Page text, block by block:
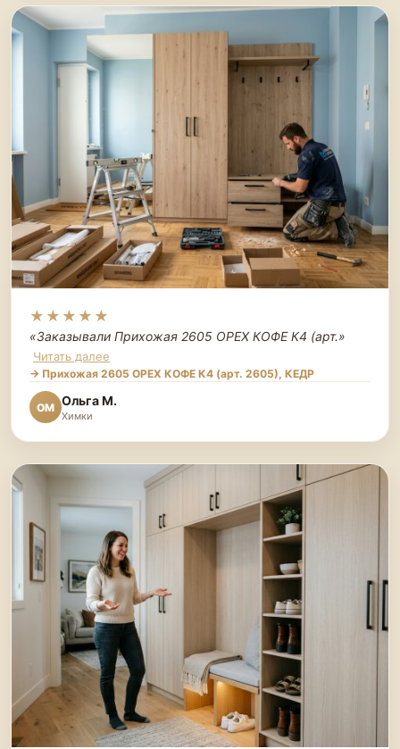
★★★★★
«Заказывали Прихожая 2605 ОРЕХ КОФЕ К4 (арт.»
Читать далее
→ Прихожая 2605 ОРЕХ КОФЕ К4 (арт. 2605), КЕДР
ОМ Ольга М.
Химки